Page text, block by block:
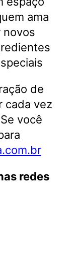
ama
novos
de
cada vez
você
redes